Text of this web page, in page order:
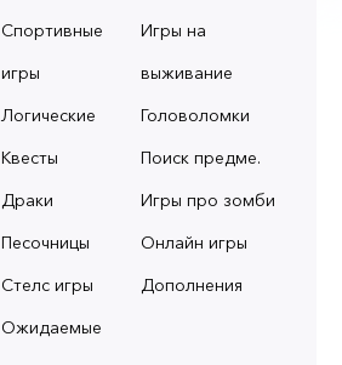
Спортивные
игры
Игры на
выживание
Логические
Головоломки
Квесты
Поиск предме.
Драки
Игры про зомби
Песочницы
Онлайн игры
Стелс игры
Дополнения
Ожидаемые